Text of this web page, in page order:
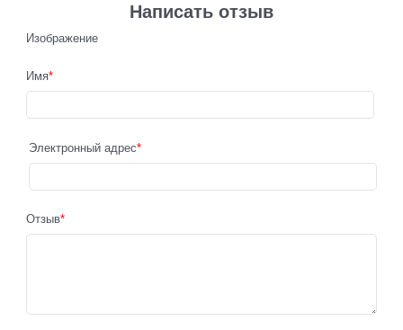
Написать отзыв
Изображение
Имя
Электронный адрес
Отзыв